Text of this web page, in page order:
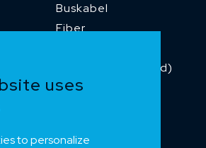
uses
to personalize
Buskabel
Fiber
Kombikabel (Hybrid)
Dnv sertifisert